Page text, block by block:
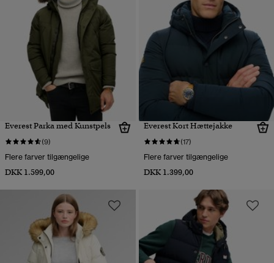
Everest Parka med Kunstpels
(9)
Flere farver tilgængelige
DKK 1.599,00
Everest Kort Hættejakke
(17)
Flere farver tilgængelige
DKK 1.399,00